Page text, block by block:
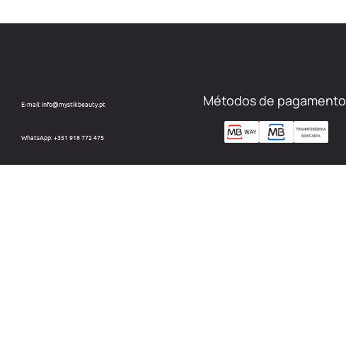
E-mail: info@mystikbeauty.pt
WhatsApp: +351 918 772 475
Métodos de pagamento